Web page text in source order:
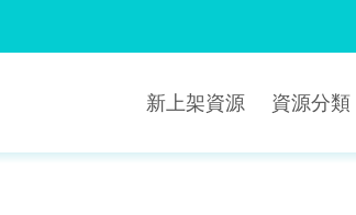
新上架資源 資源分類